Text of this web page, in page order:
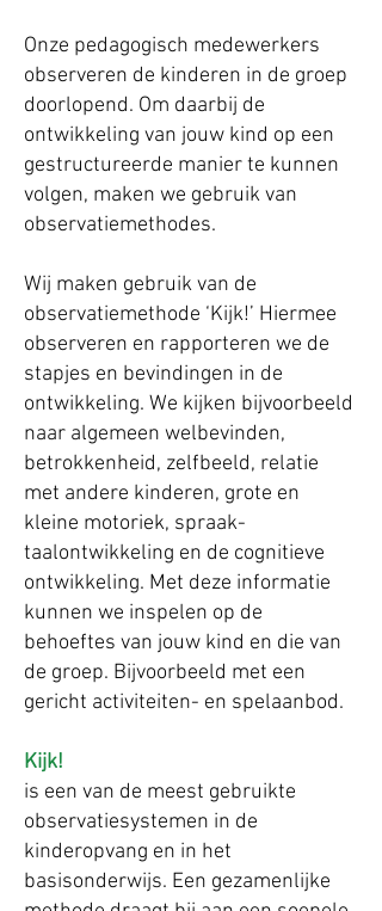
Onze pedagogisch medewerkers
observeren de kinderen in de groep
doorlopend. Om daarbij de
ontwikkeling van jouw kind op een
gestructureerde manier te kunnen
volgen, maken we gebruik van
observatiemethodes.
Wij maken gebruik van de
observatiemethode ‘Kijk!’ Hiermee
observeren en rapporteren we de
stapjes en bevindingen in de
ontwikkeling. We kijken bijvoorbeeld
naar algemeen welbevinden,
betrokkenheid, zelfbeeld, relatie
met andere kinderen, grote en
kleine motoriek, spraak-
taalontwikkeling en de cognitieve
ontwikkeling. Met deze informatie
kunnen we inspelen op de
behoeftes van jouw kind en die van
de groep. Bijvoorbeeld met een
gericht activiteiten- en spelaanbod.
Kijk!
is een van de meest gebruikte
observatiesystemen in de
kinderopvang en in het
basisonderwijs. Een gezamenlijke